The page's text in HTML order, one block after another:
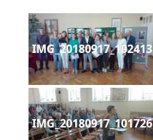
IMG_20180917_102413
IMG_20180917_101726